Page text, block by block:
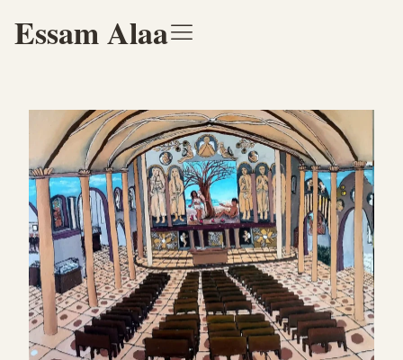
Essam Alaa